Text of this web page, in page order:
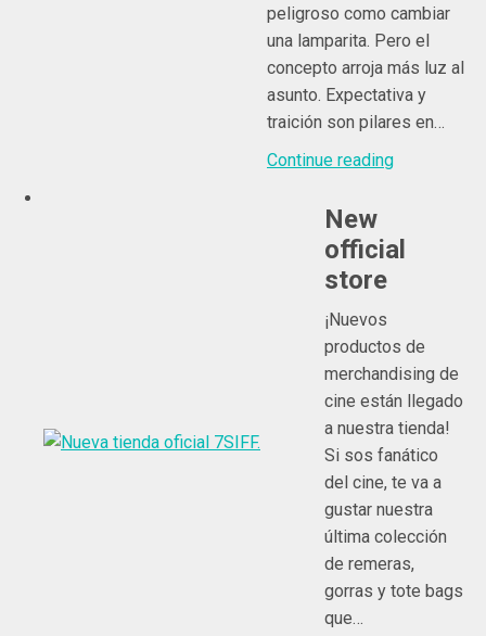
peligroso como cambiar
una lamparita. Pero el
concepto arroja más luz al
asunto. Expectativa y
traición son pilares en…
Continue reading
New
official
store
¡Nuevos
productos de
merchandising de
cine están llegado
a nuestra tienda!
Si sos fanático
del cine, te va a
gustar nuestra
última colección
de remeras,
gorras y tote bags
que…